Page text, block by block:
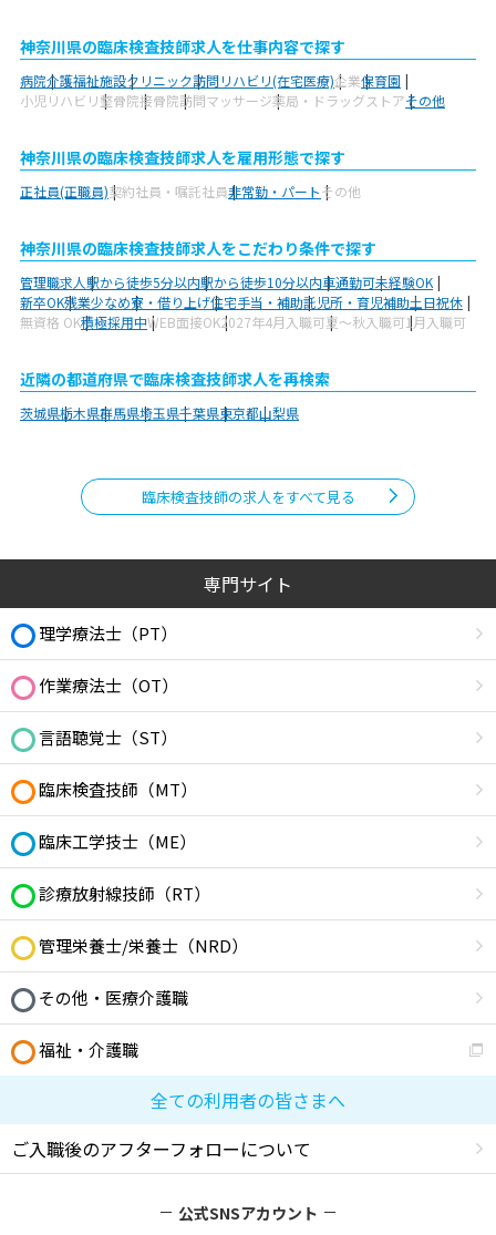
神奈川県の臨床検査技師求人を仕事内容で探す
病院介護福祉施設クリニック訪問リハビリ(在宅医療)企業保育園
小児リハビリ整骨院接骨院訪問マッサージ薬局・ドラッグストアその他
神奈川県の臨床検査技師求人を雇用形態で探す
正社員(正職員)契約社員・嘱託社員非常勤・パートその他
神奈川県の臨床検査技師求人をこだわり条件で探す
管理職求人駅から徒歩5分以内駅から徒歩10分以内車通勤可未経験OK
新卒OK残業少なめ寮・借り上げ住宅手当・補助託児所・育児補助土日祝休
無資格 OK積極採用中WEB面接OK2027年4月入職可夏～秋入職可1月入職可
近隣の都道府県で臨床検査技師求人を再検索
茨城県栃木県群馬県埼玉県千葉県東京都山梨県
臨床検査技師の求人をすべて見る
専門サイト
理学療法士（PT）
作業療法士（OT）
言語聴覚士（ST）
臨床検査技師（MT）
臨床工学技士（ME）
診療放射線技師（RT）
管理栄養士/栄養士（NRD）
その他・医療介護職
福祉・介護職
全ての利用者の皆さまへ
ご入職後のアフターフォローについて
公式SNSアカウント